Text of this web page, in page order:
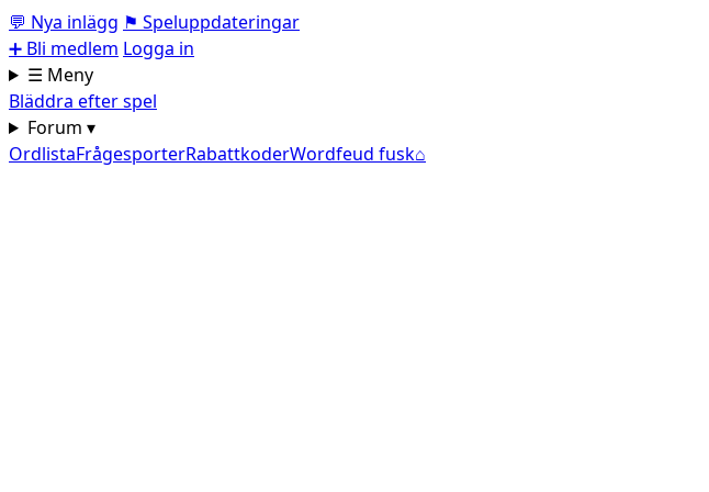
💬 Nya inlägg ⚑ Speluppdateringar
➕ Bli medlem Logga in
☰ Meny
Bläddra efter spel
Forum ▾
OrdlistaFrågesporterRabattkoderWordfeud fusk⌂